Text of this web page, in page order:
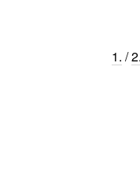
1. /2.